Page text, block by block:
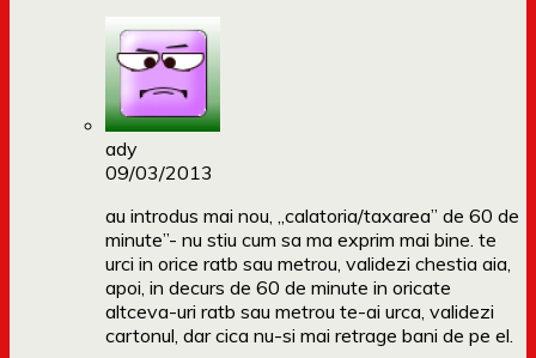
ady
09/03/2013
au introdus mai nou, „calatoria/taxarea” de 60 de
minute”- nu stiu cum sa ma exprim mai bine. te
urci in orice ratb sau metrou, validezi chestia aia,
apoi, in decurs de 60 de minute in oricate
altceva-uri ratb sau metrou te-ai urca, validezi
cartonul, dar cica nu-si mai retrage bani de pe el.